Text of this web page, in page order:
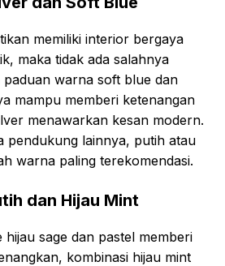
memiliki interior bergaya
maka tidak ada salahnya
warna soft blue dan
mampu memberi ketenangan
menawarkan kesan modern.
pendukung lainnya, putih atau
warna paling terekomendasi.
dan Hijau Mint
sage dan pastel memberi
kombinasi hijau mint